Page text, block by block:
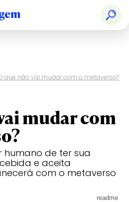
que não vai mudar com o metaverso?
mudar com
humano de ter sua
e aceita
com o metaverso
readme